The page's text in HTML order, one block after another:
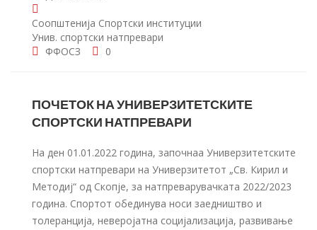
Соопштенија Спортски институции
Унив. спортски натпревари
ФФОСЗ
0
ПОЧЕТОК НА УНИВЕРЗИТЕТСКИТЕ
СПОРТСКИ НАТПРЕВАРИ
На ден 01.01.2022 година, започнаа Универзитетските
спортски натпревари на Универзитетот „Св. Кирил и
Методиј“ од Скопје, за натпреварувачката 2022/2023
година. Спортот обединува носи заедништво и
толеранција, неверојатна социјализација, развивање